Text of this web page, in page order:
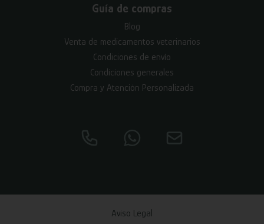
Guía de compras
Blog
Venta de medicamentos veterinarios
Condiciones de envío
Condiciones generales
Compra y Atención Personalizada
Aviso Legal